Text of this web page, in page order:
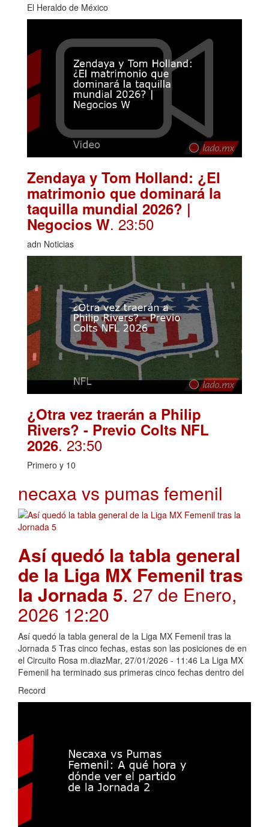
El Heraldo de México
Zendaya y Tom Holland: ¿El
matrimonio que dominará la
taquilla mundial 2026? |
Negocios W. 23:50
adn Noticias
¿Otra vez traerán a Philip
Rivers? - Previo Colts NFL
2026. 23:50
Primero y 10
necaxa vs pumas femenil
Así quedó la tabla general
de la Liga MX Femenil tras
la Jornada 5. 27 de Enero,
2026 12:20
Así quedó la tabla general de la Liga MX Femenil tras la
Jornada 5 Tras cinco fechas, estas son las posiciones de en
el Circuito Rosa m.diazMar, 27/01/2026 - 11:46 La Liga MX
Femenil ha terminado sus primeras cinco fechas dentro del
Record